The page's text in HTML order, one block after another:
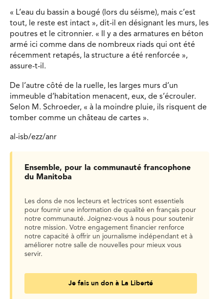
« L’eau du bassin a bougé (lors du séisme), mais c’est
tout, le reste est intact », dit-il en désignant les murs, les
poutres et le citronnier. « Il y a des armatures en béton
armé ici comme dans de nombreux riads qui ont été
récemment retapés, la structure a été renforcée »,
assure-t-il.
De l’autre côté de la ruelle, les larges murs d’un
immeuble d’habitation menacent, eux, de s’écrouler.
Selon M. Schroeder, « à la moindre pluie, ils risquent de
tomber comme un château de cartes ».
al-isb/ezz/anr
Ensemble, pour la communauté francophone
du Manitoba
Les dons de nos lecteurs et lectrices sont essentiels
pour fournir une information de qualité en français pour
notre communauté. Joignez-vous à nous pour soutenir
notre mission. Votre engagement financier renforce
notre capacité à offrir un journalisme indépendant et à
améliorer notre salle de nouvelles pour mieux vous
servir.
Je fais un don à La Liberté